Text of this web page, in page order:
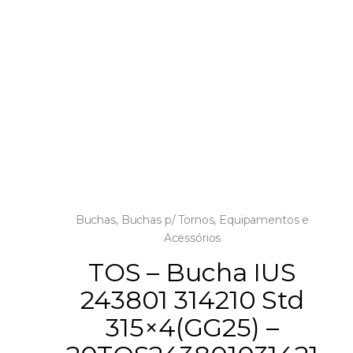
Buchas, Buchas p/ Tornos, Equipamentos e
Acessórios
TOS – Bucha IUS
243801 314210 Std
315×4(GG25) –